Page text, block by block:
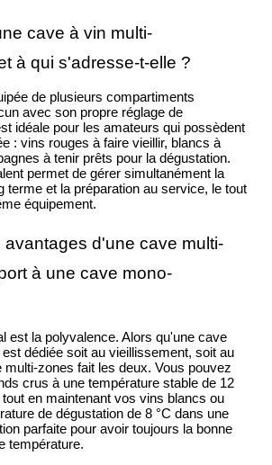
cave à vin multi-
à qui s'adresse-t-elle ?
de plusieurs compartiments
avec son propre réglage de
idéale pour les amateurs qui possèdent
: vins rouges à faire vieillir, blancs à
à tenir prêts pour la dégustation.
permet de gérer simultanément la
terme et la préparation au service, le tout
équipement.
avantages d'une cave multi-
à une cave mono-
est la polyvalence. Alors qu'une cave
dédiée soit au vieillissement, soit au
zones fait les deux. Vous pouvez
crus à une température stable de 12
en maintenant vos vins blancs ou
de dégustation de 8 °C dans une
parfaite pour avoir toujours la bonne
température.